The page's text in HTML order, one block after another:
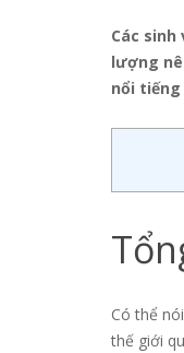
Các
lượng
nổi tiếng
Có thể
thế giới